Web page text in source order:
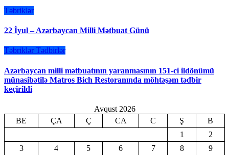
Təbriklər
22 İyul – Azərbaycan Milli Mətbuat Günü
Təbriklər Tədbirlər
Azərbaycan milli mətbuatının yaranmasının 151-ci ildönümü
münasibətilə Matros Bich Restoranında möhtəşəm tədbir
keçirildi
Avqust 2026
BE
ÇA Ç CA C Ş
B
1
2
3
4 5 6 7 8 9